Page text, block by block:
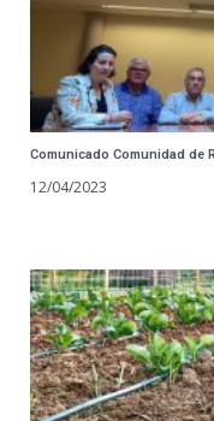
Comunicado Comunidad de
12/04/2023